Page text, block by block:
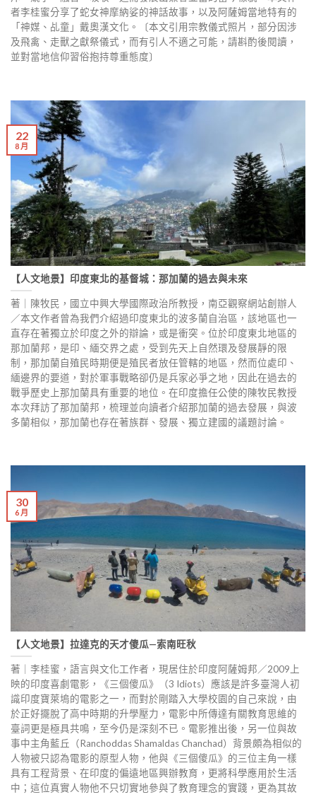
者李桂蜜分享了蛇女神摩納娑的神話故事，以及阿薩姆當地特有的
「神媒、乩童」戴奧漢文化。〔本文引用宗教儀式照片，部分因涉
及飛禽、走獸之獻祭儀式，而有引人不適之可能，請斟酌後閱讀，
並對當地信仰習俗抱持尊重態度〕
【人文地景】印度東北的基督城：那加蘭的過去與未來
著｜陳牧民，國立中興大學國際政治所教授，南亞觀察網站創辦人
／本文作者曾為我們介紹過印度東北的波多蘭自治區，該地區也一
直存在著獨立於印度之外的辯論，或是衝突。位於印度東北地區的
那加蘭邦，是印、緬交界之處，受到先天上自然環及發展靜的限
制，那加蘭自殖民時期便是殖民者放任管轄的地區，然而位處印、
緬邊界的要道，對於軍事戰略卻仍是兵家必爭之地，因此在過去的
戰爭歷史上那加蘭具有重要的地位。在印度擔任公使的陳牧民教授
本次拜訪了那加蘭邦，梳理並向讀者介紹那加蘭的過去發展，與波
多蘭相似，那加蘭也存在著族群、發展、獨立建國的議題討論。
22
8 月
【人文地景】拉達克的天才傻瓜—索南旺秋
著｜李桂蜜，語言與文化工作者，現居住於印度阿薩姆邦／2009上
映的印度喜劇電影，《三個傻瓜》（3 Idiots）應該是許多臺灣人初
識印度寶萊塢的電影之一，而對於剛踏入大學校園的自己來說，由
於正好擺脫了高中時期的升學壓力，電影中所傳達有關教育思維的
臺詞更是極具共鳴，至今仍是深刻不已。電影推出後，另一位與故
事中主角藍丘（Ranchoddas Shamaldas Chanchad）背景頗為相似的
人物被只認為電影的原型人物，他與《三個傻瓜》的三位主角一樣
具有工程背景、在印度的偏遠地區興辦教育，更將科學應用於生活
中；這位真實人物他不只切實地參與了教育理念的實踐，更為其故
30
6 月